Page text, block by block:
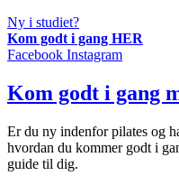
Ny i studiet?
Kom godt i gang HER
Facebook Instagram
Kom godt i gang
Er du ny indenfor pilates og
hvordan du kommer godt i
guide til dig.